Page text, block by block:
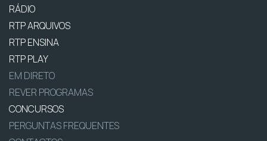
RÁDIO
RTP ARQUIVOS
RTP ENSINA
RTP PLAY
EM DIRETO
REVER PROGRAMAS
CONCURSOS
PERGUNTAS FREQUENTES